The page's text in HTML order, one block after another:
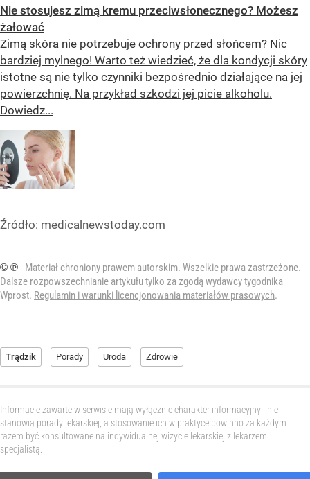
Nie stosujesz zimą kremu przeciwsłonecznego? Możesz
żałować
Zimą skóra nie potrzebuje ochrony przed słońcem? Nic
bardziej mylnego! Warto też wiedzieć, że dla kondycji skóry
istotne są nie tylko czynniki bezpośrednio działające na jej
powierzchnię. Na przykład szkodzi jej picie alkoholu.
Dowiedz...
Źródło: medicalnewstoday.com
© ℗
Materiał chroniony prawem autorskim. Wszelkie prawa zastrzeżone.
Dalsze rozpowszechnianie artykułu tylko za zgodą wydawcy tygodnika
Wprost. Regulamin i warunki licencjonowania materiałów prasowych.
Trądzik Porady Uroda Zdrowie
Informacje zawarte w serwisie mają wyłącznie charakter informacyjny i nie
stanowią porady lekarskiej, a stosowanie ich w praktyce powinno za każdym
razem być konsultowane na indywidualnej wizycie lekarskiej z lekarzem
specjalistą.